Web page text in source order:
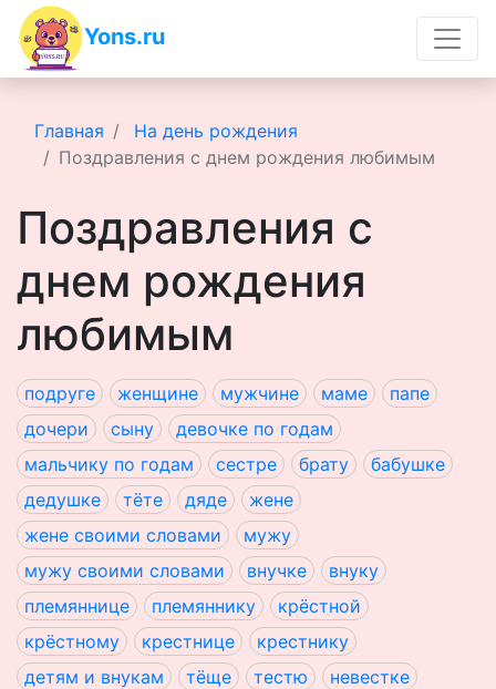
Yons.ru
Главная
На день рождения
Поздравления с днем рождения любимым
Поздравления с
днем рождения
любимым
подруге женщине мужчине маме
папе
дочери
сыну
девочке по годам
мальчику по годам
сестре брату
бабушке
дедушке
тёте дяде
жене
жене своими словами
мужу
мужу своими словами
внучке
внуку
племяннице
племяннику
крёстной
крёстному
крестнице
крестнику
детям и внукам
тёще тестю
невестке